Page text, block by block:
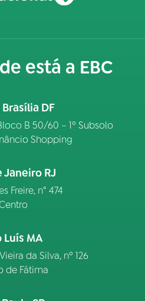
está a EBC
DF
B 50/60 – 1º Subsolo
Shopping
Janeiro RJ
Freire, n° 474
Luís MA
da Silva, nº 126
de Fátima